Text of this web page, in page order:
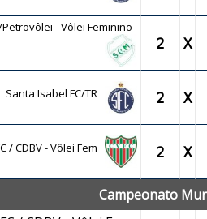
- Vôlei Feminino
2 X
Santa Isabel FC/TR 2 X
/ CDBV - Vôlei Fem 2 X
Campeonato